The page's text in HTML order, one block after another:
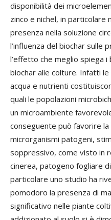
disponibilità dei
zinco e nichel, in particolare
presenza nella soluzione
l’influenza del biochar sulle
l’effetto che meglio spiega
biochar alle colture. Infatti
acqua e nutrienti
quali le popolazioni
un microambiente
conseguente può favorire
microrganismi patogeni,
soppressivo, come visto in
cinerea, patogeno fogliare
particolare uno studio ha
pomodoro la presenza di
significativo nelle piante